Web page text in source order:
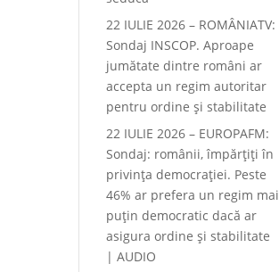
22 IULIE 2026 – ROMÂNIATV:
Sondaj INSCOP. Aproape
jumătate dintre români ar
accepta un regim autoritar
pentru ordine și stabilitate
22 IULIE 2026 – EUROPAFM:
Sondaj: românii, împărțiți în
privința democrației. Peste
46% ar prefera un regim mai
puțin democratic dacă ar
asigura ordine și stabilitate
| AUDIO